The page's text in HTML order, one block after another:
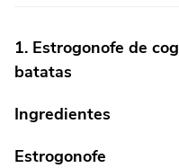
1. Estrogonofe de
batatas
Ingredientes
Estrogonofe